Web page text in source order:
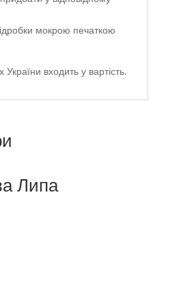
мокрою печаткою
входить у вартість.
Липа